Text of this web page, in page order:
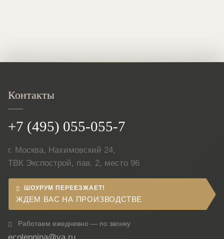
Контакты
+7 (495) 055-055-7
г. Москва, Нахимовский 24,
ТВК Экспострой, пав. 2, место 96
ШОУРУМ ПЕРЕЕЗЖАЕТ!
ЖДЕМ ВАС НА ПРОИЗВОДСТВЕ
Работаем ежедневно — по звонку